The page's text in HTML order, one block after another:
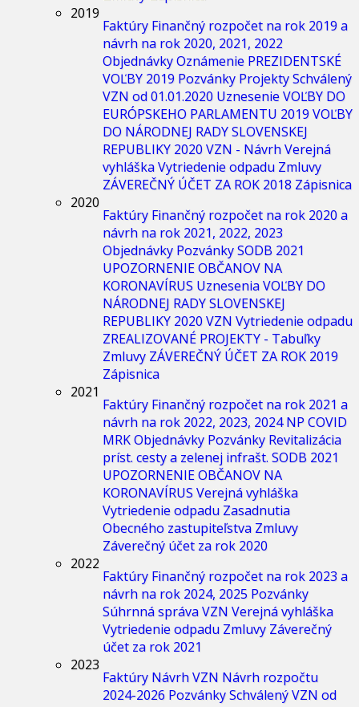
2019
Faktúry Finančný rozpočet na rok 2019 a
návrh na rok 2020, 2021, 2022
ObjednávkyOznámenie PREZIDENTSKÉ
VOĽBY 2019 Pozvánky ProjektySchválený
VZN od 01.01.2020 UznesenieVOĽBY DO
EURÓPSKEHO PARLAMENTU 2019VOĽBY
DO NÁRODNEJ RADY SLOVENSKEJ
REPUBLIKY 2020VZN - NávrhVerejná
vyhláškaVytriedenie odpadu Zmluvy
ZÁVEREČNÝ ÚČET ZA ROK 2018 Zápisnica
2020
Faktúry Finančný rozpočet na rok 2020 a
návrh na rok 2021, 2022, 2023
Objednávky PozvánkySODB 2021
UPOZORNENIE OBČANOV NA
KORONAVÍRUS UzneseniaVOĽBY DO
NÁRODNEJ RADY SLOVENSKEJ
REPUBLIKY 2020VZN Vytriedenie odpadu
ZREALIZOVANÉ PROJEKTY - Tabuľky
Zmluvy ZÁVEREČNÝ ÚČET ZA ROK 2019
Zápisnica
2021
Faktúry Finančný rozpočet na rok 2021 a
návrh na rok 2022, 2023, 2024 NP COVID
MRKObjednávky Pozvánky Revitalizácia
príst. cesty a zelenej infrašt. SODB 2021
UPOZORNENIE OBČANOV NA
KORONAVÍRUSVerejná vyhláška
Vytriedenie odpadu Zasadnutia
Obecného zastupiteľstva Zmluvy
Záverečný účet za rok 2020
2022
Faktúry Finančný rozpočet na rok 2023 a
návrh na rok 2024, 2025 Pozvánky
Súhrnná správaVZN Verejná vyhláška
Vytriedenie odpadu Zmluvy Záverečný
účet za rok 2021
2023
Faktúry Návrh VZN Návrh rozpočtu
2024-2026 PozvánkySchválený VZN od